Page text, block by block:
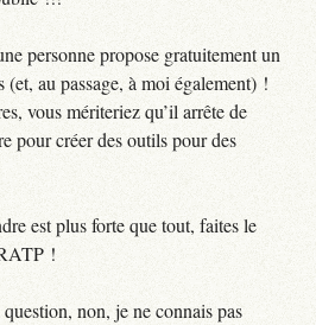
personne propose gratuitement un
au passage, à moi également) !
vous mériteriez qu’il arrête de
pour créer des outils pour des
est plus forte que tout, faites le
!
non, je ne connais pas